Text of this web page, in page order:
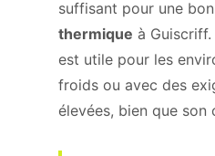
suffisant pour une
thermique à
est utile pour les
froids ou avec des
élevées, bien que